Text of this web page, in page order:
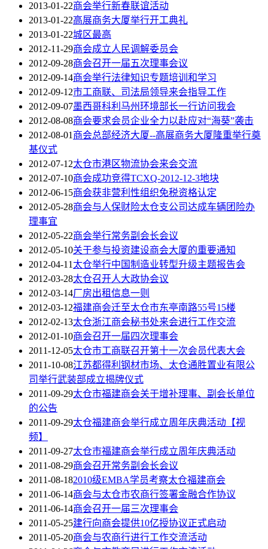
2013-01-22商会举行新春联谊活动
2013-01-22高展商务大厦举行开工典礼
2013-01-22城区最高
2012-11-29商会成立人民调解委员会
2012-09-28商会召开一届五次理事会议
2012-09-14商会举行法律知识专题培训和学习
2012-09-12市工商联、司法局领导来会指导工作
2012-09-07墨西哥科利马州环境部长一行访问我会
2012-08-08商会要求会员企业全力以赴应对“海葵”袭击
2012-08-01商会总部经济大厦--高展商务大厦隆重举行奠
基仪式
2012-07-12太仓市港区物流协会来会交流
2012-07-10商会成功竞得TCXQ-2012-12-3地块
2012-06-15商会获非营利性组织免税资格认定
2012-05-28商会与人保财险太仓支公司达成车辆团险办
理事宜
2012-05-22商会举行常务副会长会议
2012-05-10关于参与投资建设商会大厦的重要通知
2012-04-11太仓举行中国制造业转型升级主题报告会
2012-03-28太仓召开人大政协会议
2012-03-14厂房出租信息一则
2012-03-12福建商会迁至太仓市东亭南路55号15楼
2012-02-13太仓浙江商会秘书处来会进行工作交流
2012-01-10商会召开一届四次理事会
2011-12-05太仓市工商联召开第十一次会员代表大会
2011-10-08江苏都得利钢材市场、太仓通胜置业有限公
司举行武装部成立揭牌仪式
2011-09-29太仓市福建商会关于增补理事、副会长单位
的公告
2011-09-29太仓福建商会举行成立周年庆典活动【视
频】
2011-09-27太仓市福建商会举行成立周年庆典活动
2011-08-29商会召开常务副会长会议
2011-08-182010级EMBA学员考察太仓福建商会
2011-06-14商会与太仓市农商行签署金融合作协议
2011-06-14商会召开一届三次理事会
2011-05-25建行向商会提供10亿授协议正式启动
2011-05-20商会与农商行进行工作交流活动